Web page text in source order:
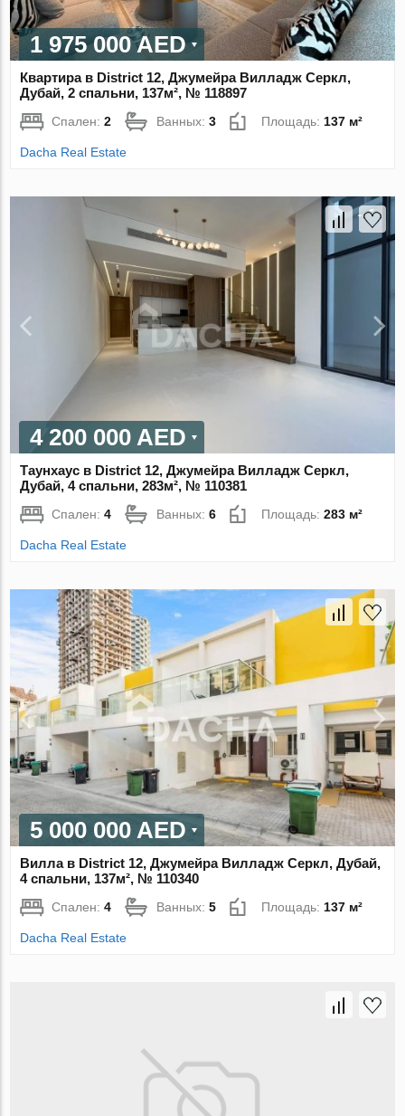
1 975 000 AED
Квартира в District 12, Джумейра Вилладж Серкл,
Дубай, 2 спальни, 137м², № 118897
Спален:2 Ванных:3 Площадь: 137 м²
Dacha Real Estate
4 200 000 AED
Таунхаус в District 12, Джумейра Вилладж Серкл,
Дубай, 4 спальни, 283м², № 110381
Спален:4 Ванных:6 Площадь:283 м²
Dacha Real Estate
5 000 000 AED
Вилла в District 12, Джумейра Вилладж Серкл, Дубай,
4 спальни, 137м², № 110340
Спален:4 Ванных:5 Площадь: 137 м²
Dacha Real Estate